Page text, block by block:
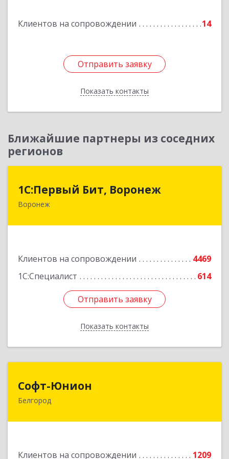
Клиентов на сопровождении 14
Отправить заявку
Показать контакты
Отправить заявку
Назад
Ближайшие партнеры из соседних
регионов
1С:Первый Бит, Воронеж
Воронеж
Клиентов на сопровождении
4469
1С:Специалист
614
Отправить заявку
Показать контакты
1С:Первый Бит, Воронеж
394006, Воронежская обл, Воронеж г, 20-летия
Отправить заявку
Назад
Софт-Юнион
Белгород
Клиентов на сопровождении
1209
308014, Белгородская обл, Белгород г, Садовая